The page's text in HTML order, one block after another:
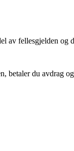
av fellesgjelden
betaler du avdrag